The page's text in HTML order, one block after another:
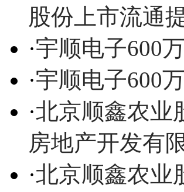
股份上市流通
·宇顺电子600
·宇顺电子600
·北京顺鑫农业
房地产开发有
·北京顺鑫农业